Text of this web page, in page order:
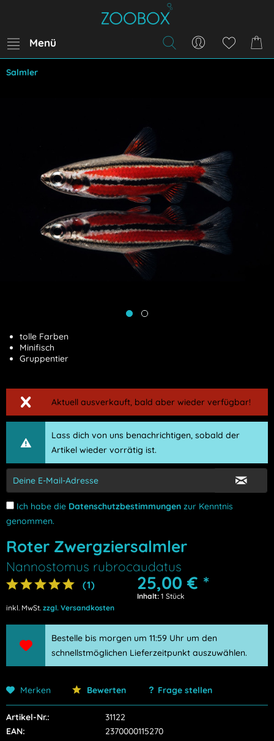
Menü
Salmler
tolle Farben
Minifisch
Gruppentier
Aktuell ausverkauft, bald aber wieder verfügbar!
Lass dich von uns benachrichtigen, sobald der
Artikel wieder vorrätig ist.
Ich habe die Datenschutzbestimmungen zur Kenntnis
genommen.
Roter Zwergziersalmler
Nannostomus rubrocaudatus
(1) 25,00 € *
Inhalt: 1 Stück
inkl. MwSt. zzgl. Versandkosten
Bestelle bis morgen um 11:59 Uhr um den
schnellstmöglichen Lieferzeitpunkt auszuwählen.
Merken Bewerten Frage stellen
Artikel-Nr.:
31122
EAN:
2370000115270